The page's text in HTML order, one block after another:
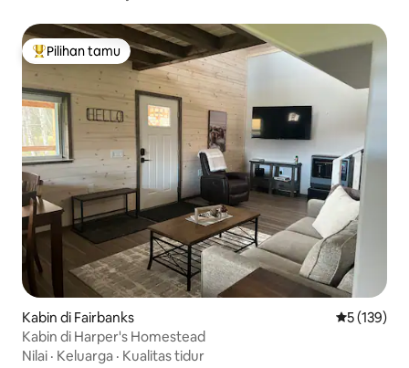
Pilihan tamu terpopuler
Pilihan tamu
Kabin di Fairbanks Nilai rata-
5 (139)
Kabin di Harper's Homestead
Nilai · Keluarga · Kualitas tidur